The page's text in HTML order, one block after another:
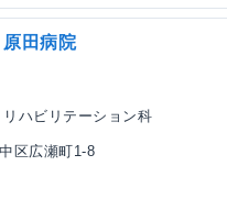
原田病院
ハビリテーション科
区広瀬町1-8